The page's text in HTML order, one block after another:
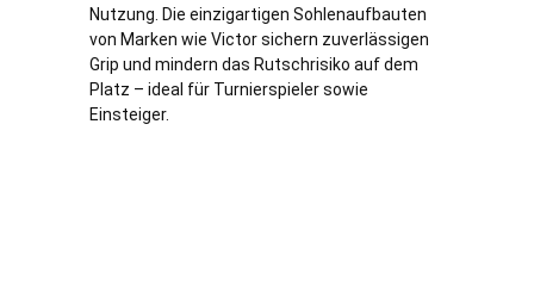
Nutzung. Die einzigartigen Sohlenaufbauten
von Marken wie Victor sichern zuverlässigen
Grip und mindern das Rutschrisiko auf dem
Platz – ideal für Turnierspieler sowie
Einsteiger.